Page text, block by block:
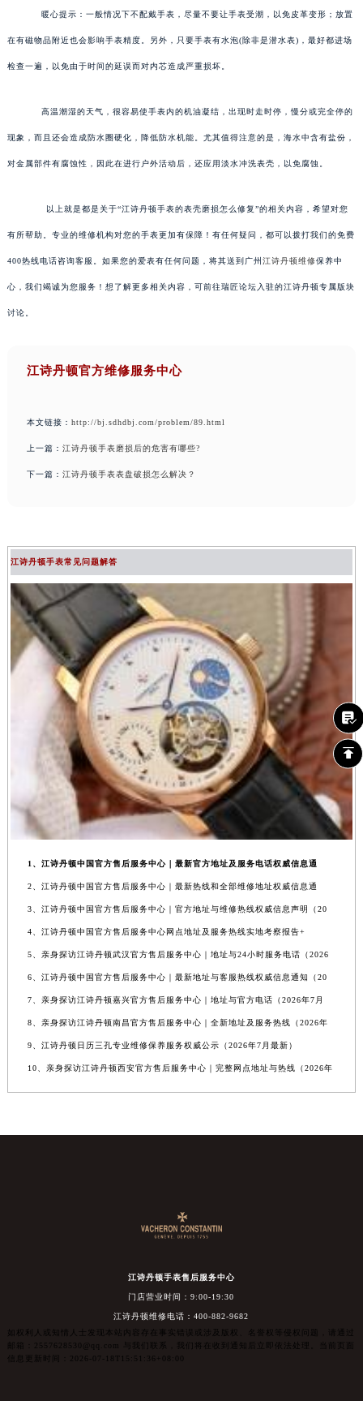
暖心提示：一般情况下不配戴手表，尽量不要让手表受潮，以免皮革变形；放置
在有磁物品附近也会影响手表精度。另外，只要手表有水泡(除非是潜水表)，最好都进场
检查一遍，以免由于时间的延误而对内芯造成严重损坏。
高温潮湿的天气，很容易使手表内的机油凝结，出现时走时停，慢分或完全停的
现象，而且还会造成防水圈硬化，降低防水机能。尤其值得注意的是，海水中含有盐份，
对金属部件有腐蚀性，因此在进行户外活动后，还应用淡水冲洗表壳，以免腐蚀。
以上就是都是关于“江诗丹顿手表的表壳磨损怎么修复”的相关内容，希望对您
有所帮助。专业的维修机构对您的手表更加有保障！有任何疑问，都可以拨打我们的免费
400热线电话咨询客服。如果您的爱表有任何问题，将其送到广州 江诗丹顿维修保养中
心，我们竭诚为您服务！想了解更多相关内容，可前往瑞匠论坛入驻的江诗丹顿专属版块
讨论。
江诗丹顿官方维修服务中心
本文链接： http://bj.sdhdbj.com/problem/89.html
上一篇： 江诗丹顿手表磨损后的危害有哪些?
下一篇： 江诗丹顿手表表盘破损怎么解决？
江诗丹顿手表常见问题解答
1、江诗丹顿中国官方售后服务中心｜最新官方地址及服务电话权威信息通
2、江诗丹顿中国官方售后服务中心｜最新热线和全部维修地址权威信息通
3、江诗丹顿中国官方售后服务中心｜官方地址与维修热线权威信息声明（20
4、江诗丹顿中国官方售后服务中心网点地址及服务热线实地考察报告+
5、亲身探访江诗丹顿武汉官方售后服务中心｜地址与24小时服务电话（2026
6、江诗丹顿中国官方售后服务中心｜最新地址与客服热线权威信息通知（20
7、亲身探访江诗丹顿嘉兴官方售后服务中心｜地址与官方电话（2026年7月
8、亲身探访江诗丹顿南昌官方售后服务中心｜全新地址及服务热线（2026年
9、江诗丹顿日历三孔专业维修保养服务权威公示（2026年7月最新）
10、亲身探访江诗丹顿西安官方售后服务中心｜完整网点地址与热线（2026年
江诗丹顿手表售后服务中心
门店营业时间：9:00-19:30
江诗丹顿维修电话：400-882-9682
如权利人或知情人士发现本站内容存在事实错误或涉及版权、名誉权等侵权问题，请通过
邮箱：2557628530@qq.com 与我们联系，我们将在收到通知后立即依法处理。当前页面
信息更新时间：2026-07-18T15:51:36+08:00